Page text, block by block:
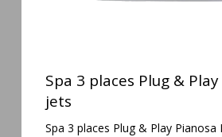
places
Plug
Spa 3 places Plug &
jets
Spa 3 places Plug & Play Pianosa